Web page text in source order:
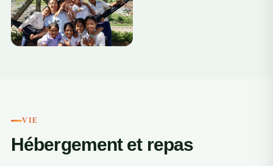
VIE
Hébergement et repas